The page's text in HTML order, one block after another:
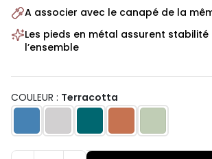
A associer avec le canapé de la
Les pieds en métal assurent
l’ensemble
COULEUR : Terracotta